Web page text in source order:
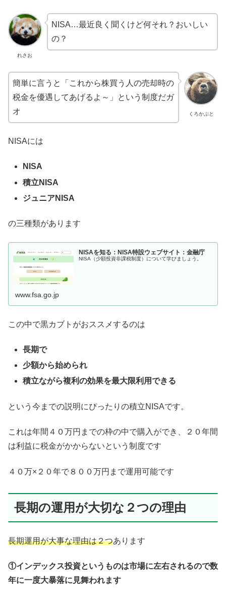
れさお
NISA…最近良く聞くけど何それ？おいしい
の？
くろかぶと
簡単に言うと「これから株買う人の売却時の
税金を優遇してあげるよ～」という制度だガ
オ
NISAには
NISA
積立NISA
ジュニアNISA
の三種類があります
NISAを知る：NISA特設ウェブサイト：金融庁
NISA（少額投資非課税制度）について学びましょう。
www.fsa.go.jp
この中で黒カブトがおススメするのは
長期で
少額から始められ
積立ながら複利の効果を最大限利用できる
という今までの説明にぴったりの積立NISAです。
これは年間４０万円までの枠の中で購入ができ、２０年間
は利益に税金がかからないという制度です
４０万×２０年で８００万円まで運用可能です
長期の運用が大切な２つの理由
長期運用が大事な理由は２つあります
①インデックス投資というものは市場に左右されるので数
年に一度大暴落に見舞われます